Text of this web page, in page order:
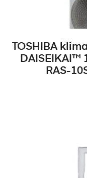
TOSHIBA
DAISEIKAI™
RAS-